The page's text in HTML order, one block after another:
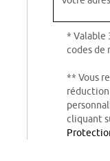
* Valable
codes de
** Vous
réduction
cliquant